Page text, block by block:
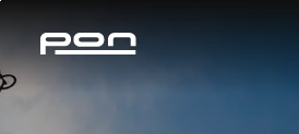
Skip
content
Skip
main
navigation
Skip
search
Skip
footer